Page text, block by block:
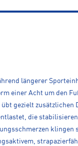
längerer
einer Acht um den
gezielt
die